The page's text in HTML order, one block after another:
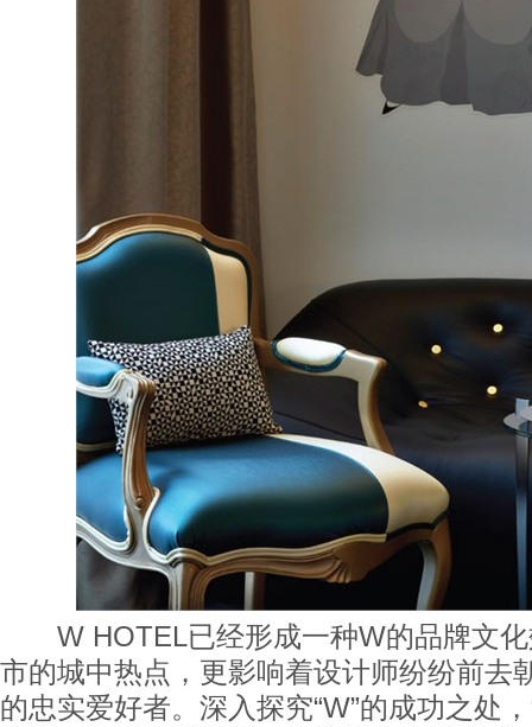
W HOTEL已经形成一种W的品牌文化
市的城中热点，更影响着设计师纷纷前去
的忠实爱好者。深入探究“W”的成功之处